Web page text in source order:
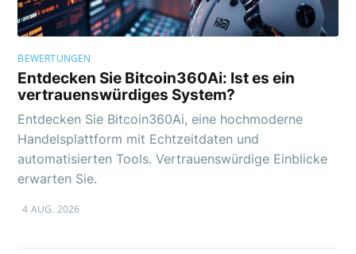
BEWERTUNGEN
Entdecken Sie Bitcoin360Ai: Ist es ein
vertrauenswürdiges System?
Entdecken Sie Bitcoin360Ai, eine hochmoderne
Handelsplattform mit Echtzeitdaten und
automatisierten Tools. Vertrauenswürdige Einblicke
erwarten Sie.
4 AUG. 2026